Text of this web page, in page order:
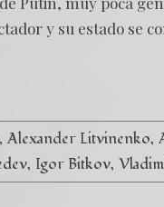
y su estado se
Alexander Litvinenko
Igor Bitkov